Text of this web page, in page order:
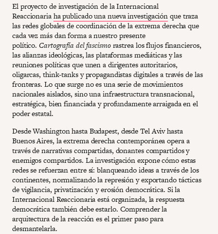
El proyecto de investigación de la Internacional
Reaccionariaha publicado una nueva investigaciónque traza
las redes globales de coordinación de la extrema derecha que
cada vez más dan forma a nuestro presente
político.Cartografía del fascismorastrea los flujos financieros,
las alianzas ideológicas, las plataformas mediáticas y las
reuniones políticas que unen a dirigentes autoritarios,
oligarcas, think-tanks y propagandistas digitales a través de las
fronteras. Lo que surge no es una serie de movimientos
nacionales aislados, sino una infraestructura transnacional,
estratégica, bien financiada y profundamente arraigada en el
poder estatal.
Desde Washington hasta Budapest, desde Tel Aviv hasta
Buenos Aires, la extrema derecha contemporánea opera a
través de narrativas compartidas, donantes compartidos y
enemigos compartidos. La investigación expone cómo estas
redes se refuerzan entre sí: blanqueando ideas a través de los
continentes, normalizando la represión y exportando tácticas
de vigilancia, privatización y erosión democrática. Si la
Internacional Reaccionaria está organizada, la respuesta
democrática también debe estarlo. Comprender la
arquitectura de la reacción es el primer paso para
desmantelarla.